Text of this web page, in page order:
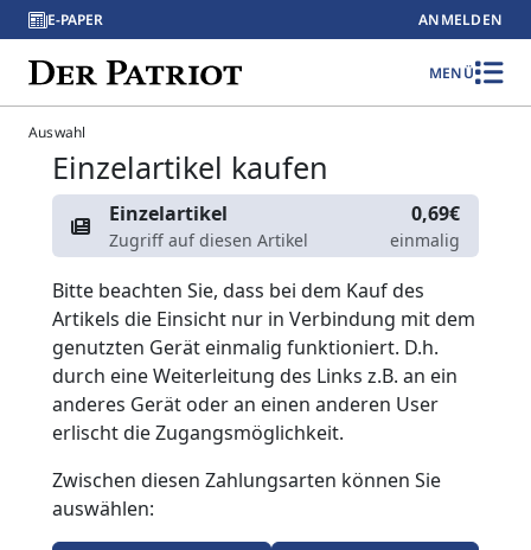
E-PAPER ANMELDEN
MENÜ
Auswahl
Einzelartikel kaufen
Einzelartikel
Zugriff auf diesen Artikel
0,69€
einmalig
Bitte beachten Sie, dass bei dem Kauf des
Artikels die Einsicht nur in Verbindung mit dem
genutzten Gerät einmalig funktioniert. D.h.
durch eine Weiterleitung des Links z.B. an ein
anderes Gerät oder an einen anderen User
erlischt die Zugangsmöglichkeit.
Zwischen diesen Zahlungsarten können Sie
auswählen: